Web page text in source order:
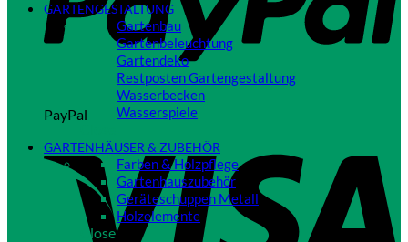
PayPal
GARTENGESTALTUNG
Gartenbau
Gartenbeleuchtung
Gartendeko
Restposten Gartengestaltung
Wasserbecken
Wasserspiele
GARTENHÄUSER & ZUBEHÖR
Farben & Holzpflege
Gartenhauszubehör
Geräteschuppen Metall
Holzelemente
Close